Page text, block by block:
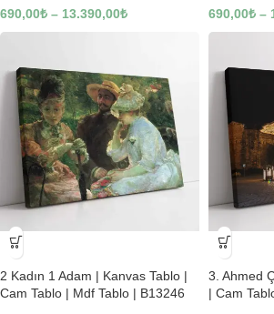
690,00₺ – 13.390,00₺ 690,00₺ –
-23%
2 Kadın 1 Adam | Kanvas Tablo |
Cam Tablo | Mdf Tablo | B13246
-23%
3. Ahmed
| Cam